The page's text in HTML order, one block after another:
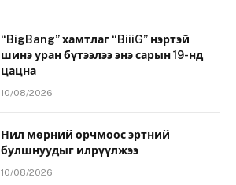
“BigBang” хамтлаг “BiiiG” нэртэй
шинэ уран бүтээлээ энэ сарын 19-нд
цацна
10/08/2026
Нил мөрний орчмоос эртний
булшнуудыг илрүүлжээ
10/08/2026